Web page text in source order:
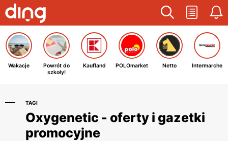
Wakacje
Powrót do
szkoły!
Kaufland POLOmarket Netto Intermarche
TAGI
Oxygenetic - oferty i gazetki
promocyjne